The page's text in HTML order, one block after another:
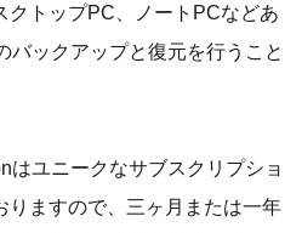
クトップPC、ノートPCなどあ
バックアップと復元を行うこと
はユニークなサブスクリプショ
りますので、三ヶ月または一年